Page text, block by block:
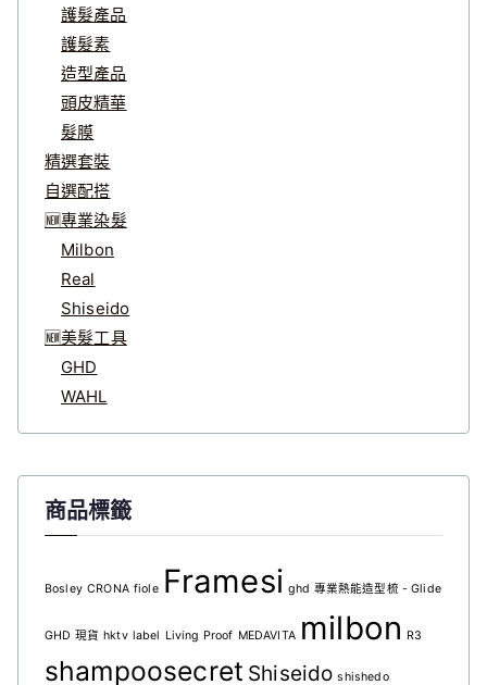
護髮產品
護髮素
造型產品
頭皮精華
髮膜
精選套裝
自選配搭
🆕專業染髮
Milbon
Real
Shiseido
🆕美髮工具
GHD
WAHL
商品標籤
Bosley CRONA fiole Framesi ghd 專業熱能造型梳 - Glide
GHD 現貨 hktv label Living Proof MEDAVITA milbon R3
shampoosecret Shiseido shishedo